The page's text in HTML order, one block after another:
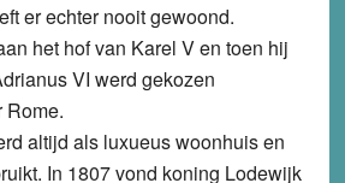
er echter nooit gewoond.
het hof van Karel V en toen hij
VI werd gekozen
Rome.
altijd als luxueus woonhuis en
In 1807 vond koning Lodewijk